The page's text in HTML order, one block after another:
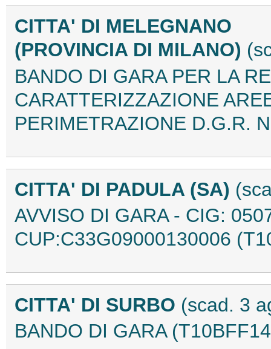
CITTA' DI MELEGNANO
(PROVINCIA DI MILANO)
BANDO DI GARA PER LA
CARATTERIZZAZIONE
PERIMETRAZIONE D.G.R.
CITTA' DI PADULA (SA)
AVVISO DI GARA - CIG:
CUP:C33G09000130006
CITTA' DI SURBO (scad. 3
BANDO DI GARA